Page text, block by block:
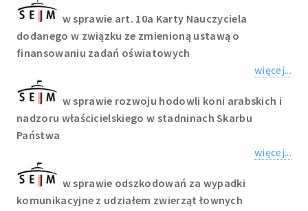
w sprawie art. 10a Karty Nauczyciela
dodanego w związku ze zmienioną ustawą o
finansowaniu zadań oświatowych
więcej...
w sprawie rozwoju hodowli koni arabskich i
nadzoru właścicielskiego w stadninach Skarbu
Państwa
więcej...
w sprawie odszkodowań za wypadki
komunikacyjne z udziałem zwierząt łownych